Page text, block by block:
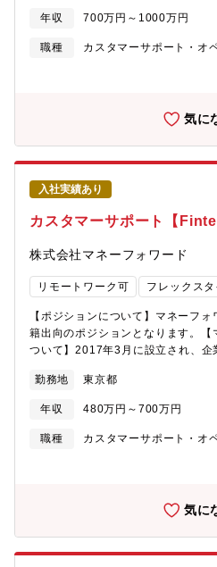
ローチを活用した戦略的営業活動
のVision One統合プラットフォー
ウント営業、カスタマーサクセスマ
とした顧客・パートナーとのダイレ
る機会の可視化と予測・クレジット
化による利用率向上と消費率拡大
への移行・複数年更新の営業活動
ードを活用したデータドリブンな活
注までのパイプライン管理とCSQL
Qualified Lead）の創出活動・アカ
セス、セールスエンジニア、サポー
ライフサイクル管理・カスタマージ
アクティブ・インターベンション（
行・コールセンターマネジメント・
客への出張・訪問【業務の魅力】・
の最前線体験： Vision Oneの成
きます。 ダイレクトコミュニケー
との継続率・関係性向上活動におけ
点を統合したビジネスドライブの実
データ分析能力の向上させること
デル（消費型課金）ビジネスの深い
いた意思決定能力の強化をするこ
門性構築につながります。 今年
成、CSQL創出、消費率向上）への
他】従業員の”キャリア自律”を支援
ります。ぜひご覧ください。・
年収 700万円～1000万円
職種
カスタマーサポート・オ
気に
入社実績あり
カスタマーサポート【
株式会社マネーフォワード
リモートワーク可 フレックス
【ポジションについて】マネーフ
籍出向のポジションとなります。【
ついて】2017年3月に設立され、企
『マネーフォワード アーリーペイ
資金調達サービス『マネーフォワ
ンス for Startups』、事業者向け請
ネーフォワード 請求書カード払い
て】中核事業である下記サービスに
れを実現するチーム・仕組みを一
後払い決済・請求代行サービス「
信・請求・入金管理・入金催促と
テクノロジーを駆使してお客さま
勤務地 東京都
年収 480万円～700万円
職種
カスタマーサポート・オ
気に